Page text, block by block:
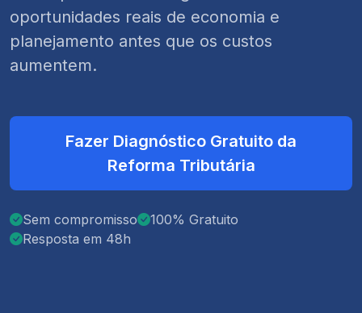
oportunidades reais de economia e
planejamento antes que os custos
aumentem.
Fazer Diagnóstico Gratuito da
Reforma Tributária
Sem compromisso
100% Gratuito
Resposta em 48h